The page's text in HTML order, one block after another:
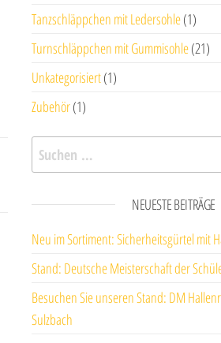
Tanzschläppchen mit Ledersohle(1)
Turnschläppchen mit Gummisohle(21)
Unkategorisiert(1)
Zubehör(1)
Suchen nach:
NEUESTE BEITRÄGE
Neu im Sortiment: Sicherheitsgürtel mit
Stand: Deutsche Meisterschaft der
Besuchen Sie unseren Stand: DM
Sulzbach